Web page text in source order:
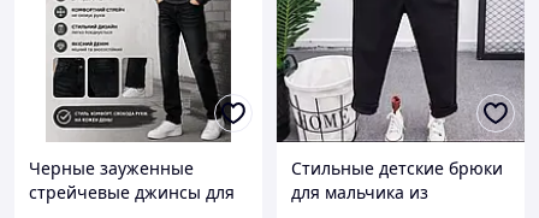
Черные зауженные
стрейчевые джинсы для
Стильные детские брюки
для мальчика из